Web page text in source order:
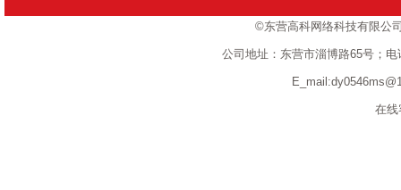
©东营高科网络科技有限公
公司地址：东营市淄博路65号；
在线